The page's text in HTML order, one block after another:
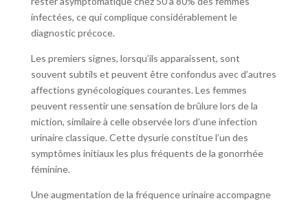
infectées, ce qui complique considérablement le
diagnostic précoce.
Les premiers signes, lorsqu’ils apparaissent, sont
souvent subtils et peuvent être confondus avec d’autres
affections gynécologiques courantes. Les femmes
peuvent ressentir une sensation de brûlure lors de la
miction, similaire à celle observée lors d’une infection
urinaire classique. Cette dysurie constitue l’un des
symptômes initiaux les plus fréquents de la gonorrhée
féminine.
Une augmentation de la fréquence urinaire accompagne